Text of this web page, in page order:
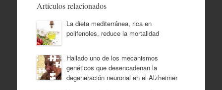
Artículos relacionados
La dieta mediterránea, rica en
polifenoles, reduce la mortalidad
Hallado uno de los mecanismos
genéticos que desencadenan la
degeneración neuronal en el Alzheimer